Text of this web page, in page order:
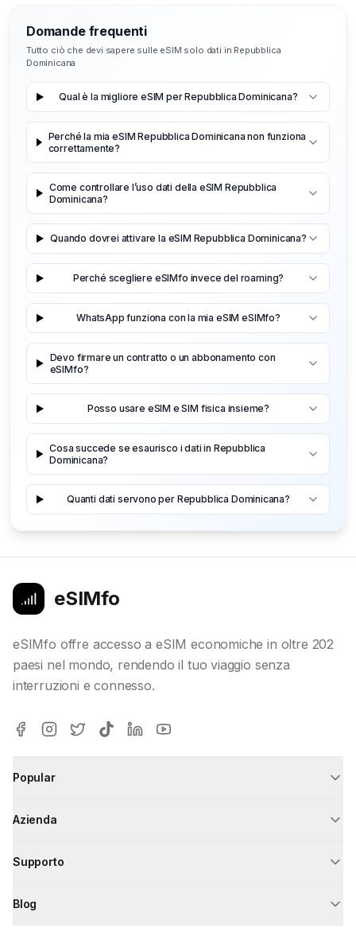
Domande frequenti
Tutto ciò che devi sapere sulle eSIM solo dati in Repubblica
Dominicana
Qual è la migliore eSIM per Repubblica Dominicana?
Perché la mia eSIM Repubblica Dominicana non funziona
correttamente?
Come controllare l’uso dati della eSIM Repubblica
Dominicana?
Quando dovrei attivare la eSIM Repubblica Dominicana?
Perché scegliere eSIMfo invece del roaming?
WhatsApp funziona con la mia eSIM eSIMfo?
Devo firmare un contratto o un abbonamento con
eSIMfo?
Posso usare eSIM e SIM fisica insieme?
Cosa succede se esaurisco i dati in Repubblica
Dominicana?
Quanti dati servono per Repubblica Dominicana?
eSIMfo
eSIMfo offre accesso a eSIM economiche in oltre 202
paesi nel mondo, rendendo il tuo viaggio senza
interruzioni e connesso.
Popular
Azienda
Supporto
Blog